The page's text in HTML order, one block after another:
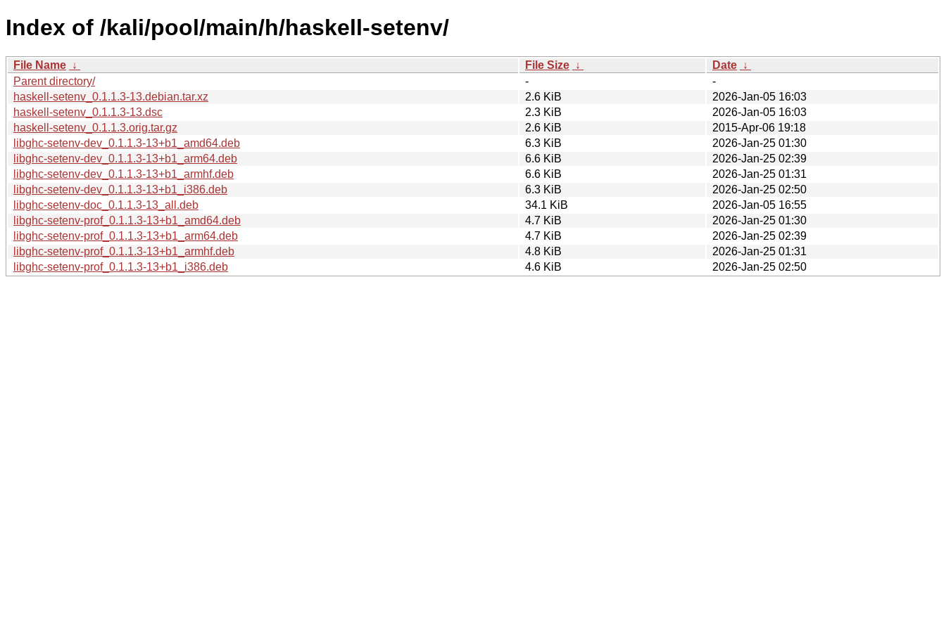
Index of /kali/pool/main/h/haskell-setenv/
File Name ↓ File Size ↓ Date ↓
Parent directory/
-
-
haskell-setenv_0.1.1.3-13.debian.tar.xz
2.6 KiB
2026-Jan-05 16:03
haskell-setenv_0.1.1.3-13.dsc
2.3 KiB
2026-Jan-05 16:03
haskell-setenv_0.1.1.3.orig.tar.gz
2.6 KiB
2015-Apr-06 19:18
libghc-setenv-dev_0.1.1.3-13+b1_amd64.deb
6.3 KiB
2026-Jan-25 01:30
libghc-setenv-dev_0.1.1.3-13+b1_arm64.deb
6.6 KiB
2026-Jan-25 02:39
libghc-setenv-dev_0.1.1.3-13+b1_armhf.deb
6.6 KiB
2026-Jan-25 01:31
libghc-setenv-dev_0.1.1.3-13+b1_i386.deb
6.3 KiB
2026-Jan-25 02:50
libghc-setenv-doc_0.1.1.3-13_all.deb
34.1 KiB
2026-Jan-05 16:55
libghc-setenv-prof_0.1.1.3-13+b1_amd64.deb
4.7 KiB
2026-Jan-25 01:30
libghc-setenv-prof_0.1.1.3-13+b1_arm64.deb
4.7 KiB
2026-Jan-25 02:39
libghc-setenv-prof_0.1.1.3-13+b1_armhf.deb
4.8 KiB
2026-Jan-25 01:31
libghc-setenv-prof_0.1.1.3-13+b1_i386.deb
4.6 KiB 2026-Jan-25 02:50